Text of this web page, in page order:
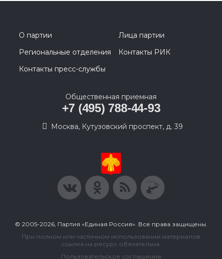
О партии
Лица партии
Региональные отделения
Контакты РИК
Контакты пресс-службы
Общественная приемная
+7 (495) 788-44-93
Москва, Кутузовский проспект, д. 39
© 2005-2026, Партия «Единая Россия». Все права защищены.
При полном или частичном использовании материалов
ссылка на ресурс обязательна.
Пользовательское соглашение